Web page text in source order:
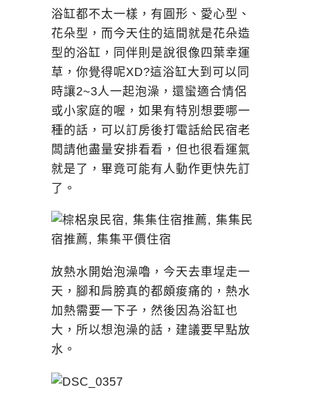
浴缸都不太一樣，有圓形、愛心型、
花朵型，而今天住的這間就是花朵造
型的浴缸，同伴則是說很像四葉幸運
草，你覺得呢XD?這浴缸大到可以同
時讓2~3人一起泡澡，還蠻適合情侶
或小家庭的喔，如果有特別想要哪一
種的話，可以訂房後打電話給民宿老
闆請他盡量安排看看，但也很看運氣
就是了，畢竟可能有人動作更快先訂
了。
放熱水開始泡澡嚕，今天去車埕走一
天，腳和肩膀真的都頗痠痛的，熱水
加熱需要一下子，然後因為浴缸也
大，所以想泡澡的話，建議要早點放
水。